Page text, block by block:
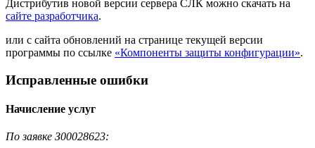
Дистрибутив новой версии сервера СЛК можно скачать на
сайте разработчика.
или с сайта обновлений на странице текущей версии
программы по ссылке «Компоненты защиты конфигурации».
Исправленные ошибки
Начисление услуг
По заявке З00028623: